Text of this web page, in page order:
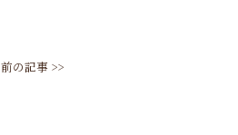
前の記事 >>